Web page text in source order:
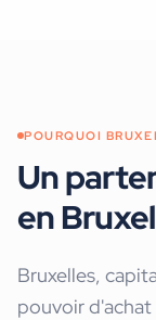
POURQUOI
Un
en
Bruxelles,
pouvoir